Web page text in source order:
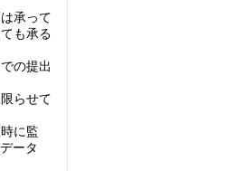
承って
も承る
の提出
らせて
に監
ータ